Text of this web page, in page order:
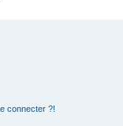
connecter ?!